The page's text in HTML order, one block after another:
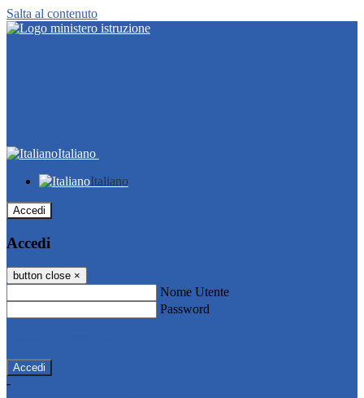
Salta al contenuto
Italiano
Italiano
Accedi
Accedi
button close ×
Nome Utente
Password
-